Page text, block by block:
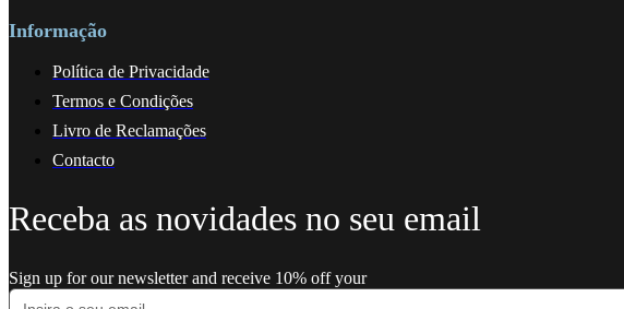
Informação
Política de Privacidade
Termos e Condições
Livro de Reclamações
Contacto
Receba as novidades no seu email
Sign up for our newsletter and receive 10% off your